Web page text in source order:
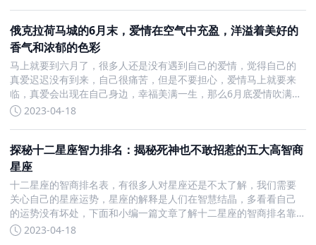
俄克拉荷马城的6月末，爱情在空气中充盈，洋溢着美好的
香气和浓郁的色彩
马上就要到六月了，很多人还是没有遇到自己的爱情，觉得自己的
真爱迟迟没有到来，自己很痛苦，但是不要担心，爱情马上就要来
临，真爱会出现在自己身边，幸福美满一生，那么6月底爱情吹满
地，真爱重现温暖的4大星座都有那些呢？6月底爱情吹满地真爱重
2023-04-18
探秘十二星座智力排名：揭秘死神也不敢招惹的五大高智商
星座
十二星座的智商排名表，有很多人对星座还是不太了解，我们需要
关心自己的星座运势，星座的解释是人们在智慧结晶，多看看自己
的运势没有坏处，下面和小编一篇文章了解十二星座的智商排名靠
前的吧。十二星座智商排名1、双子座双子是个聪明人，他们对于自
2023-04-18